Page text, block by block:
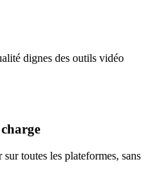
dignes des outils vidéo
toutes les plateformes, sans